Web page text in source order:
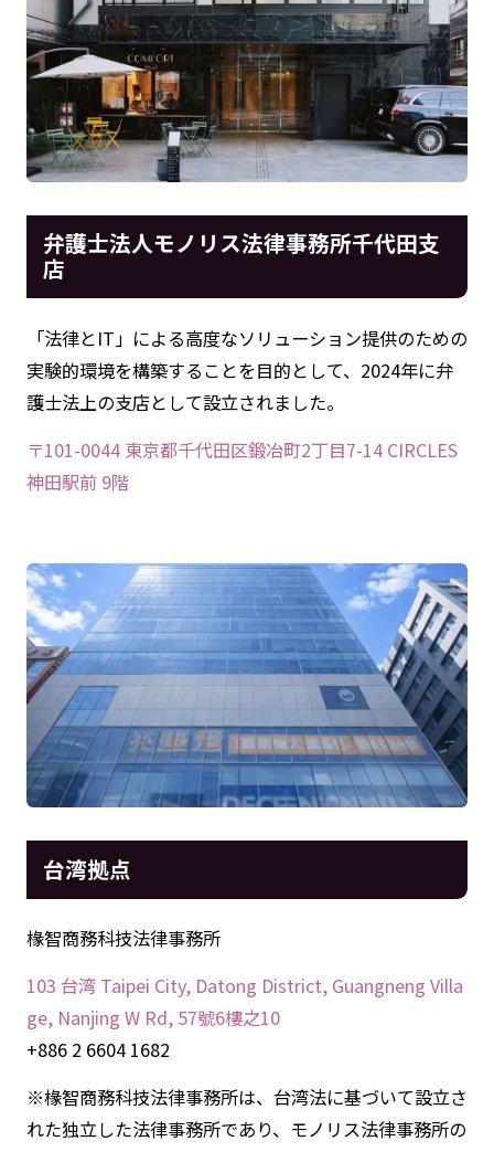
弁護士法人モノリス法律事務所千代田支
店
「法律とIT」による高度なソリューション提供のための
実験的環境を構築することを目的として、2024年に弁
護士法上の支店として設立されました。
〒101-0044 東京都千代田区鍛冶町2丁目7-14 CIRCLES
神田駅前 9階
台湾拠点
椽智商務科技法律事務所
103 台湾 Taipei City, Datong District, Guangneng Villa
ge, Nanjing W Rd, 57號6樓之10‎
+886 2 6604 1682
※椽智商務科技法律事務所は、台湾法に基づいて設立さ
れた独立した法律事務所であり、モノリス法律事務所の